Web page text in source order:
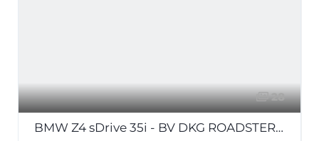
28
BMW Z4 sDrive 35i - BV DKG ROADSTER E89 Sport Design PHASE 1